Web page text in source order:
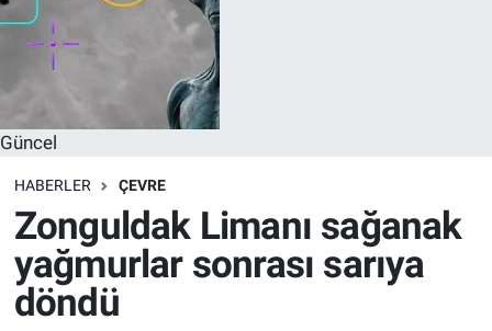
Güncel
HABERLER ÇEVRE
Zonguldak Limanı sağanak
yağmurlar sonrası sarıya
döndü